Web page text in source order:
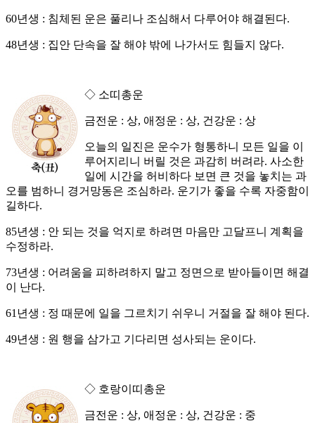
60년생 : 침체된 운은 풀리나 조심해서 다루어야 해결된다.
48년생 : 집안 단속을 잘 해야 밖에 나가서도 힘들지 않다.
◇ 소띠총운
금전운 : 상, 애정운 : 상, 건강운 : 상
오늘의 일진은 운수가 형통하니 모든 일을 이
루어지리니 버릴 것은 과감히 버려라. 사소한
일에 시간을 허비하다 보면 큰 것을 놓치는 과
오를 범하니 경거망동은 조심하라. 운기가 좋을 수록 자중함이
길하다.
85년생 : 안 되는 것을 억지로 하려면 마음만 고달프니 계획을
수정하라.
73년생 : 어려움을 피하려하지 말고 정면으로 받아들이면 해결
이 난다.
61년생 : 정 때문에 일을 그르치기 쉬우니 거절을 잘 해야 된다.
49년생 : 원 행을 삼가고 기다리면 성사되는 운이다.
◇ 호랑이띠총운
금전운 : 상, 애정운 : 상, 건강운 : 중